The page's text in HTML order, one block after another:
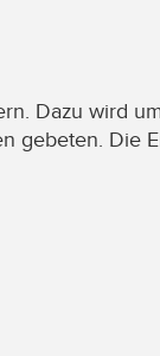
Dazu wird
gebeten. Die